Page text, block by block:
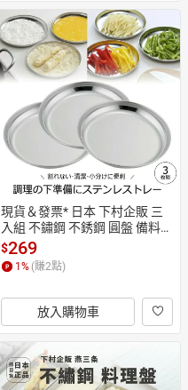
現貨＆發票* 日本 下村企販 三
入組 不鏽鋼 不銹鋼 圓盤 備料盤
準備 18-0 露營 烤肉 盤 鐵盤 氣
炸鍋盤 日制
$269
1 % (賺2點)
放入購物車